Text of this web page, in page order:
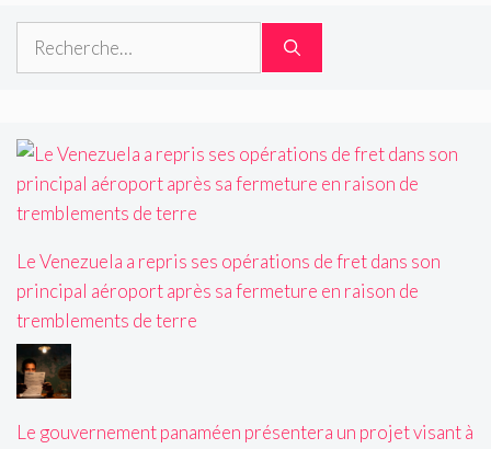
Rechercher :
Le Venezuela a repris ses opérations de fret dans son
principal aéroport après sa fermeture en raison de
tremblements de terre
Le gouvernement panaméen présentera un projet visant à